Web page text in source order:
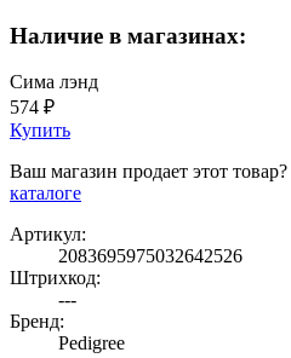
Наличие в магазинах:
Сима лэнд
574 ₽
Купить
Ваш магазин продает этот товар?
каталоге
Артикул:
2083695975032642526
Штрихкод:
---
Бренд:
Pedigree